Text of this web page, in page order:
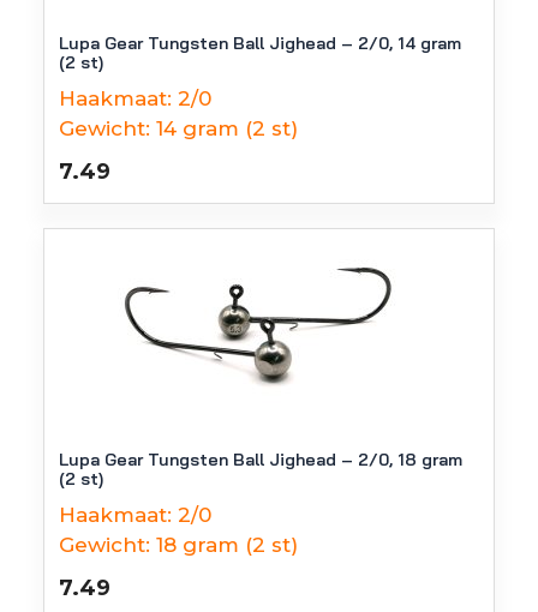
Lupa Gear Tungsten Ball Jighead – 2/0, 14 gram
(2 st)
Haakmaat: 2/0
Gewicht: 14 gram (2 st)
7.49
Lupa Gear Tungsten Ball Jighead – 2/0, 18 gram
(2 st)
Haakmaat: 2/0
Gewicht: 18 gram (2 st)
7.49